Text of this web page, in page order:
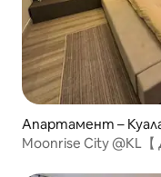
Апартамент –
Moonrise City @KL